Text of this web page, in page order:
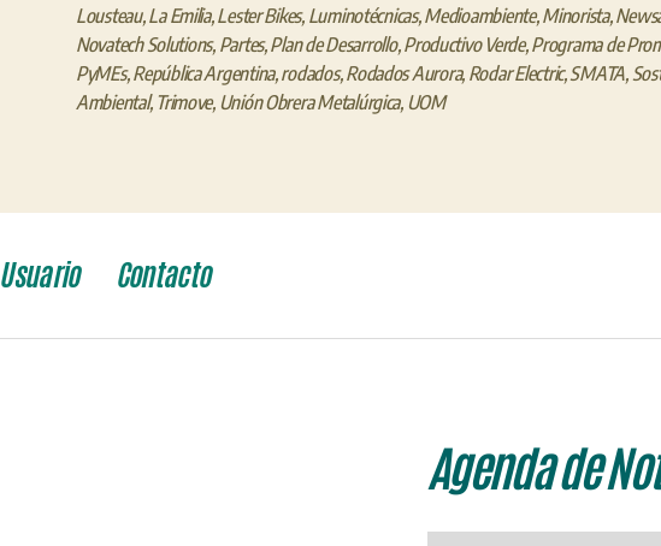
Lousteau,La Emilia,Lester Bikes, Luminotécnicas,Medioambiente,Minorista,
Novatech Solutions, Partes,Plan de Desarrollo,Productivo Verde,Programa de
PyMEs,República Argentina,rodados,Rodados Aurora, Rodar Electric,SMATA,
Ambiental, Trimove, Unión Obrera Metalúrgica, UOM
Usuario Contacto
Agenda de